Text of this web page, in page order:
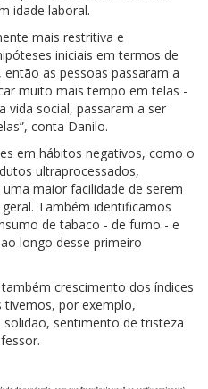
idade laboral.
mais restritiva e
iniciais em termos de
as pessoas passaram a
muito mais tempo em telas -
vida social, passaram a ser
conta Danilo.
em hábitos negativos, como o
ultraprocessados,
maior facilidade de serem
Também identificamos
de tabaco - de fumo - e
longo desse primeiro
crescimento dos índices
tivemos, por exemplo,
sentimento de tristeza